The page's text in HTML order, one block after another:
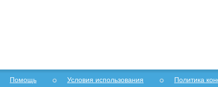
Помощь Условия использования Политика